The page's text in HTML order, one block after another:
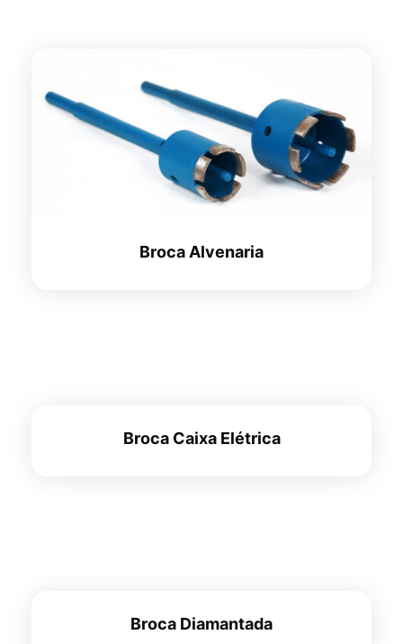
Broca Alvenaria
Broca Caixa Elétrica
Broca Diamantada